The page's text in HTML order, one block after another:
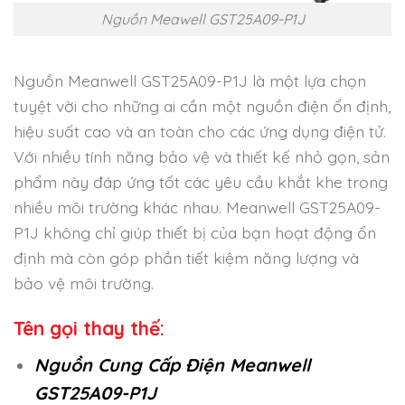
Nguồn Meawell GST25A09-P1J
Nguồn Meanwell GST25A09-P1J là một lựa chọn
tuyệt vời cho những ai cần một nguồn điện ổn định,
hiệu suất cao và an toàn cho các ứng dụng điện tử.
Với nhiều tính năng bảo vệ và thiết kế nhỏ gọn, sản
phẩm này đáp ứng tốt các yêu cầu khắt khe trong
nhiều môi trường khác nhau. Meanwell GST25A09-
P1J không chỉ giúp thiết bị của bạn hoạt động ổn
định mà còn góp phần tiết kiệm năng lượng và
bảo vệ môi trường.
Tên gọi thay thế:
Nguồn Cung Cấp Điện Meanwell
GST25A09-P1J